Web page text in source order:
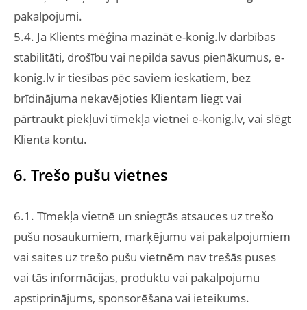
pakalpojumi.
5.4. Ja Klients mēģina mazināt e-konig.lv darbības
stabilitāti, drošību vai nepilda savus pienākumus, e-
konig.lv ir tiesības pēc saviem ieskatiem, bez
brīdinājuma nekavējoties Klientam liegt vai
pārtraukt piekļuvi tīmekļa vietnei e-konig.lv, vai slēgt
Klienta kontu.
6. Trešo pušu vietnes
6.1. Tīmekļa vietnē un sniegtās atsauces uz trešo
pušu nosaukumiem, marķējumu vai pakalpojumiem
vai saites uz trešo pušu vietnēm nav trešās puses
vai tās informācijas, produktu vai pakalpojumu
apstiprinājums, sponsorēšana vai ieteikums.